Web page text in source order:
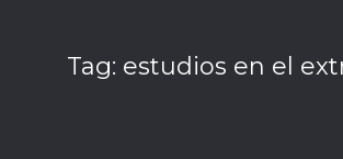
Tag: estudios en el